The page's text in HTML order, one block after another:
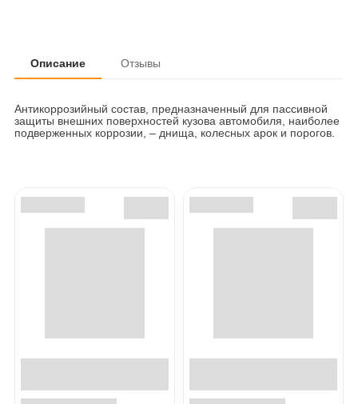
Описание Отзывы
Антикоррозийный состав, предназначенный для пассивной
защиты внешних поверхностей кузова автомобиля, наиболее
подверженных коррозии, – днища, колесных арок и порогов.